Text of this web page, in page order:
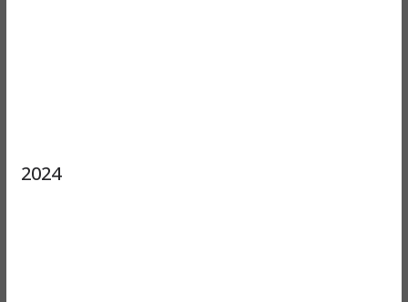
2024